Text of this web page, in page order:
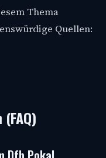
Thema
Quellen: